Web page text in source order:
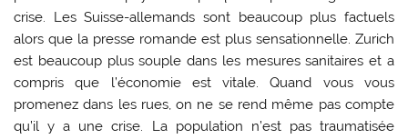
crise. Les Suisse-allemands sont beaucoup plus factuels
alors que la presse romande est plus sensationnelle. Zurich
est beaucoup plus souple dans les mesures sanitaires et a
compris que l’économie est vitale. Quand vous vous
promenez dans les rues, on ne se rend même pas compte
qu’il y a une crise. La population n’est pas traumatisée